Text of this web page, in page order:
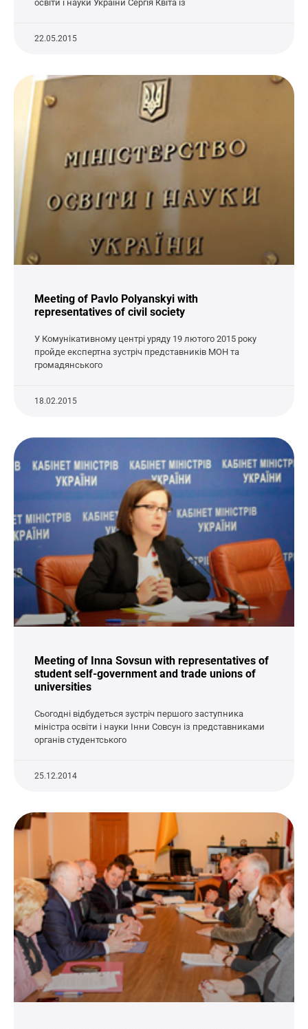
освіти і науки України Сергія Квіта із
22.05.2015
Meeting of Pavlo Polyanskyi with
representatives of civil society
У Комунікативному центрі уряду 19 лютого 2015 року
пройде експертна зустріч представників МОН та
громадянського
18.02.2015
Meeting of Inna Sovsun with representatives of
student self-government and trade unions of
universities
Сьогодні відбудеться зустріч першого заступника
міністра освіти і науки Інни Совсун із представниками
органів студентського
25.12.2014